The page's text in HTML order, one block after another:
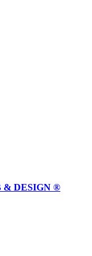
& DESIGN ®